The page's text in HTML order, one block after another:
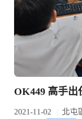
OK449 高手出
2021-11-02 北屯